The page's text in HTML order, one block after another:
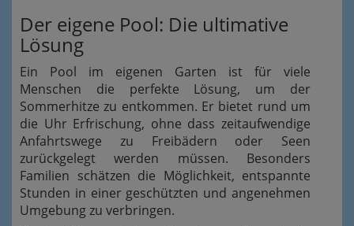
Der eigene Pool: Die ultimative
Lösung
Ein Pool im eigenen Garten ist für viele
Menschen die perfekte Lösung, um der
Sommerhitze zu entkommen. Er bietet rund um
die Uhr Erfrischung, ohne dass zeitaufwendige
Anfahrtswege zu Freibädern oder Seen
zurückgelegt werden müssen. Besonders
Familien schätzen die Möglichkeit, entspannte
Stunden in einer geschützten und angenehmen
Umgebung zu verbringen.